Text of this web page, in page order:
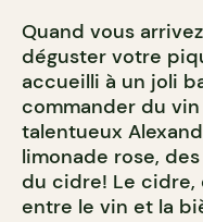
Quand vous
déguster votre
accueilli à un joli
commander du
talentueux
limonade rose,
du cidre! Le cidre,
entre le vin et la